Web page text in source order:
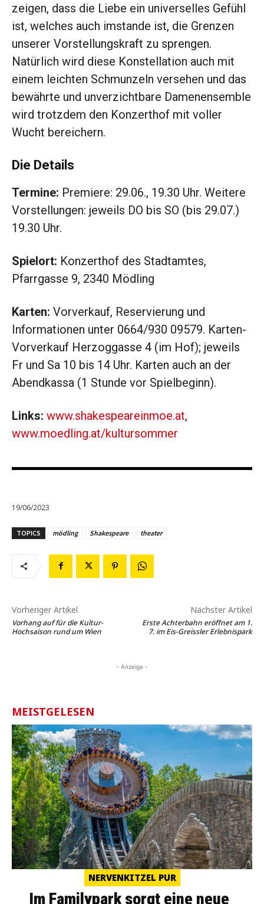
zeigen, dass die Liebe ein universelles Gefühl
ist, welches auch imstande ist, die Grenzen
unserer Vorstellungskraft zu sprengen.
Natürlich wird diese Konstellation auch mit
einem leichten Schmunzeln versehen und das
bewährte und unverzichtbare Damenensemble
wird trotzdem den Konzerthof mit voller
Wucht bereichern.
Die Details
Termine: Premiere: 29.06., 19.30 Uhr. Weitere
Vorstellungen: jeweils DO bis SO (bis 29.07.)
19.30 Uhr.
Spielort: Konzerthof des Stadtamtes,
Pfarrgasse 9, 2340 Mödling
Karten: Vorverkauf, Reservierung und
Informationen unter 0664/930 09579. Karten-
Vorverkauf Herzoggasse 4 (im Hof); jeweils
Fr und Sa 10 bis 14 Uhr. Karten auch an der
Abendkassa (1 Stunde vor Spielbeginn).
Links: www.shakespeareinmoe.at,
www.moedling.at/kultursommer
19/06/2023
TOPICS mödling Shakespeare theater
Vorheriger Artikel
Vorhang auf für die Kultur-
Hochsaison rund um Wien
Nächster Artikel
Erste Achterbahn eröffnet am 1.
7. im Eis-Greissler Erlebnispark
- Anzeige -
MEISTGELESEN
NERVENKITZEL PUR
Im Familypark sorgt eine neue